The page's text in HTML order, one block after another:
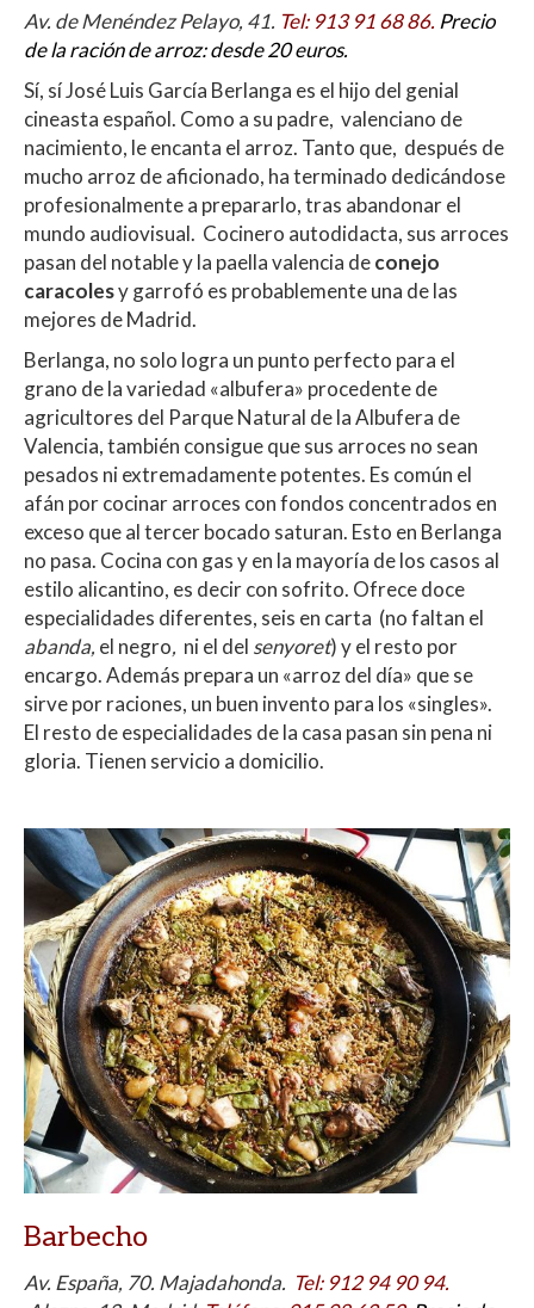
Av. de Menéndez Pelayo, 41. Tel: 913 91 68 86. Precio
de la ración de arroz: desde 20 euros.
Sí, sí José Luis García Berlanga es el hijo del genial
cineasta español. Como a su padre, valenciano de
nacimiento, le encanta el arroz. Tanto que, después de
mucho arroz de aficionado, ha terminado dedicándose
profesionalmente a prepararlo, tras abandonar el
mundo audiovisual. Cocinero autodidacta, sus arroces
pasan del notable y la paella valencia deconejo
caracolesy garrofó es probablemente una de las
mejores de Madrid.
Berlanga, no solo logra un punto perfecto para el
grano de la variedad «albufera» procedente de
agricultores del Parque Natural de la Albufera de
Valencia, también consigue que sus arroces no sean
pesados ni extremadamente potentes. Es común el
afán por cocinar arroces con fondos concentrados en
exceso que al tercer bocado saturan. Esto en Berlanga
no pasa. Cocina con gas y en la mayoría de los casos al
estilo alicantino, es decir con sofrito. Ofrece doce
especialidades diferentes, seis en carta (no faltan el
abanda, el negro, ni el del senyoret) y el resto por
encargo. Además prepara un «arroz del día» que se
sirve por raciones, un buen invento para los «singles».
El resto de especialidades de la casa pasan sin pena ni
gloria. Tienen servicio a domicilio.
Barbecho
Av. España, 70. Majadahonda. Tel: 912 94 90 94.